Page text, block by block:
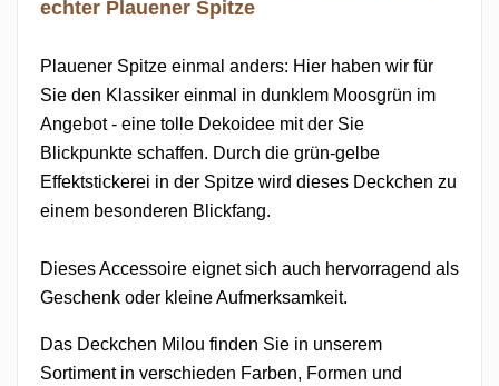
echter Plauener Spitze
Plauener Spitze einmal anders: Hier haben wir für
Sie den Klassiker einmal in dunklem Moosgrün im
Angebot - eine tolle Dekoidee mit der Sie
Blickpunkte schaffen. Durch die grün-gelbe
Effektstickerei in der Spitze wird dieses Deckchen zu
einem besonderen Blickfang.
Dieses Accessoire eignet sich auch hervorragend als
Geschenk oder kleine Aufmerksamkeit.
Das Deckchen Milou finden Sie in unserem
Sortiment in verschieden Farben, Formen und